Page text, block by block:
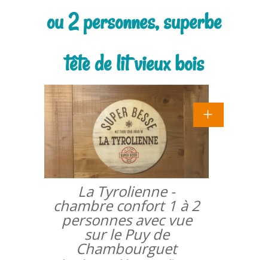
ou 2 personnes, superbe
tête de lit vieux bois
La Tyrolienne -
chambre confort 1 à 2
personnes avec vue
sur le Puy de
Chambourguet